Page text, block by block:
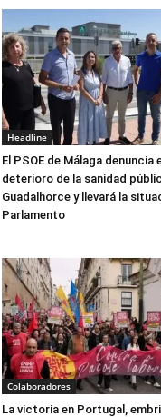
Headline
El PSOE de Málaga denuncia
deterioro de la sanidad
Guadalhorce y llevará la
Parlamento
Colaboradores
La victoria en Portugal,